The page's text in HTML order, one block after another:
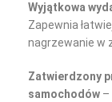
Wyjątkowa
Zapewnia
nagrzewanie w
Zatwierdzony
samochodów –